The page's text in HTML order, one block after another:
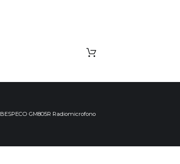
BESPECO GM805R Radiomicrofono